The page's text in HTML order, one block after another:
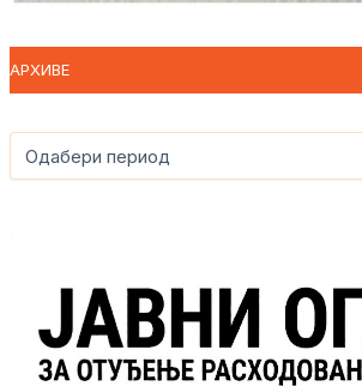
АРХИВЕ